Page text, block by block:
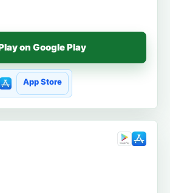
on Google Play
App Store